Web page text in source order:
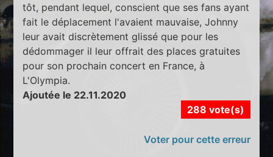
tôt, pendant lequel, conscient que ses fans ayant
fait le déplacement l'avaient mauvaise, Johnny
leur avait discrètement glissé que pour les
dédommager il leur offrait des places gratuites
pour son prochain concert en France, à
L'Olympia.
Ajoutée le 22.11.2020
288 vote(s)
Voter pour cette erreur